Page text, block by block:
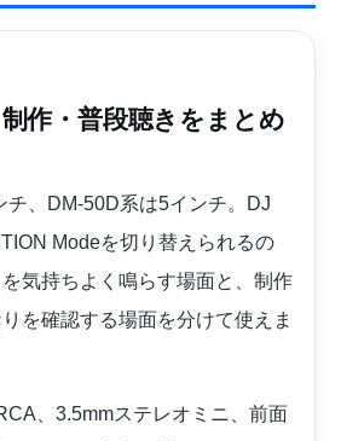
作・普段聴きをまとめ
チ、DM-50D系は5インチ。DJ
Modeを切り替えられるの
気持ちよく鳴らす場面と、制作
を確認する場面を分けて使えま
、3.5mmステレオミニ、前面